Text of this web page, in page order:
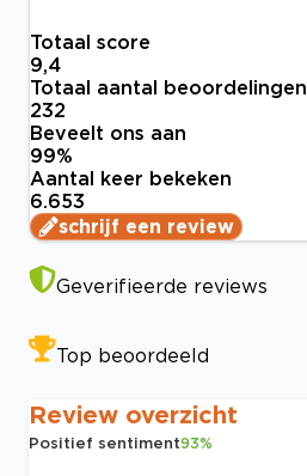
Totaal score
9,4
Totaal aantal beoordelingen
232
Beveelt ons aan
99%
Aantal keer bekeken
6.653
schrijf een review
Geverifieerde reviews
Top beoordeeld
Review overzicht
Positief sentiment93%